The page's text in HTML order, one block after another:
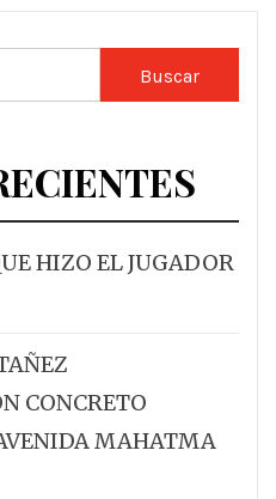
HIZO EL JUGADOR
CONCRETO
MAHATMA